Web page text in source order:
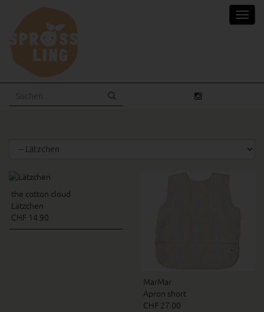
main
content
the cotton cloud
Lätzchen
CHF 14.90
MarMar
Apron short
CHF 27.00